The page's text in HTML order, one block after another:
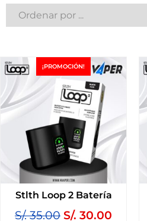
¡PROMOCIÓN!
Stlth Loop 2 Batería
S/.35.00 S/. 30.00